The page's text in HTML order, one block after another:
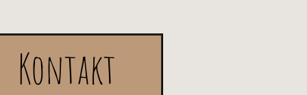
Kontakt